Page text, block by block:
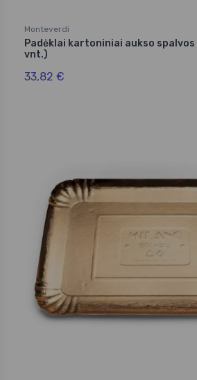
Monteverdi
Padėklai kartoniniai aukso spalvos
vnt.)
33,82 €